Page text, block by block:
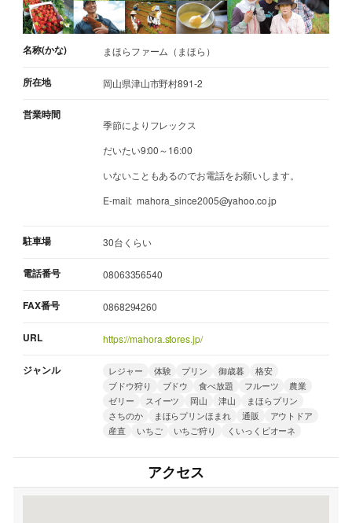
名称(かな) まほらファーム（まほら）
所在地 岡山県津山市野村891-2
営業時間
季節によりフレックス
だいたい9:00～16:00
いないこともあるのでお電話をお願いします。
E-mail: mahora_since2005@yahoo.co.jp
駐車場 30台くらい
電話番号 08063356540
FAX番号 0868294260
URL https://mahora.stores.jp/
ジャンル レジャー 体験 プリン 御歳暮
格安
ブドウ狩り
ブドウ 食べ放題 フルーツ
農業
ゼリー
スイーツ 岡山 津山
まほらプリン
さちのか
まほらプリンほまれ 通販
アウトドア
産直
いちご いちご狩り くいっくピオーネ
アクセス